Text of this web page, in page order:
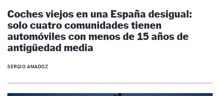
Coches viejos en una España desigual:
solo cuatro comunidades tienen
automóviles con menos de 15 años de
antigüedad media
SERGIO AMADOZ